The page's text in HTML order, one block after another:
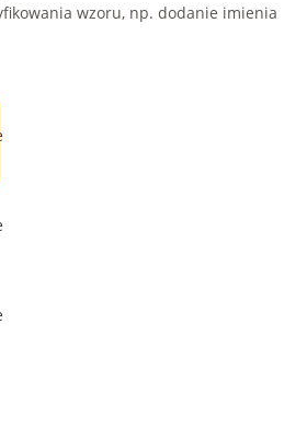
wzoru, np. dodanie imienia